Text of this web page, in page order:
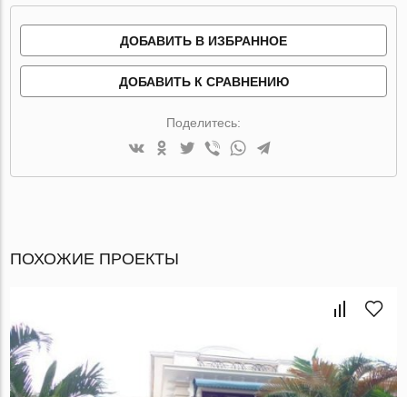
ДОБАВИТЬ В ИЗБРАННОЕ
ДОБАВИТЬ К СРАВНЕНИЮ
Поделитесь:
ПОХОЖИЕ ПРОЕКТЫ